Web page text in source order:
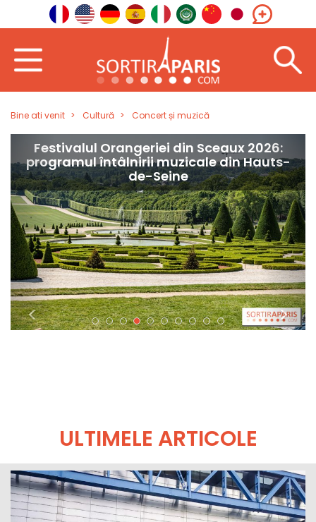
Bine ati venit Cultură Concert și muzică
Întotdeauna cel mai bun spectacol despre
Regele Popului
< >
ULTIMELE ARTICOLE